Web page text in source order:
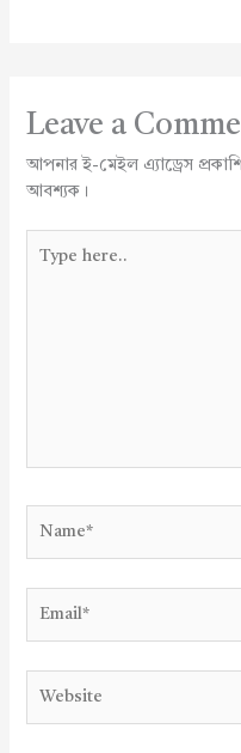
Leave a
আপনার ই-মেইল এ্যাড্রেস
আবশ্যক।
here..